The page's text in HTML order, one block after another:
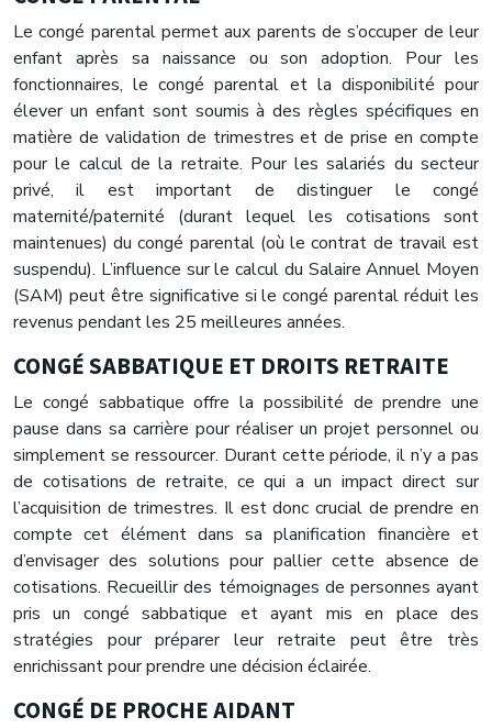
Le congé parental permet aux parents de s’occuper de leur
enfant après sa naissance ou son adoption. Pour les
fonctionnaires, le congé parental et la disponibilité pour
élever un enfant sont soumis à des règles spécifiques en
matière de validation de trimestres et de prise en compte
pour le calcul de la retraite. Pour les salariés du secteur
privé, il est important de distinguer le congé
maternité/paternité (durant lequel les cotisations sont
maintenues) du congé parental (où le contrat de travail est
suspendu). L’influence sur le calcul du Salaire Annuel Moyen
(SAM) peut être significative si le congé parental réduit les
revenus pendant les 25 meilleures années.
CONGÉ SABBATIQUE ET DROITS RETRAITE
Le congé sabbatique offre la possibilité de prendre une
pause dans sa carrière pour réaliser un projet personnel ou
simplement se ressourcer. Durant cette période, il n’y a pas
de cotisations de retraite, ce qui a un impact direct sur
l’acquisition de trimestres. Il est donc crucial de prendre en
compte cet élément dans sa planification financière et
d’envisager des solutions pour pallier cette absence de
cotisations. Recueillir des témoignages de personnes ayant
pris un congé sabbatique et ayant mis en place des
stratégies pour préparer leur retraite peut être très
enrichissant pour prendre une décision éclairée.
CONGÉ DE PROCHE AIDANT